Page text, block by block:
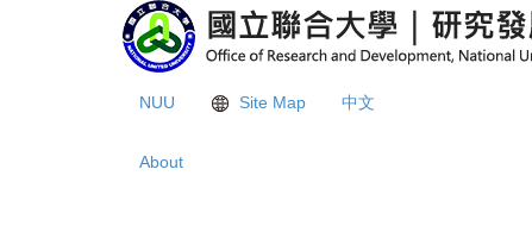
NUU Site Map 中文
About